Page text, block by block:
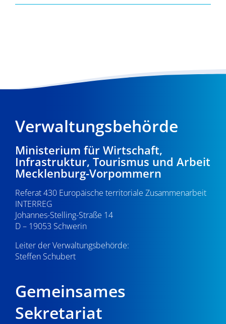
für
Verwaltungsbehörde
Ministerium für Wirtschaft,
Infrastruktur, Tourismus und Arbeit
Mecklenburg-Vorpommern
Referat 430 Europäische territoriale Zusammenarbeit
INTERREG
Johannes-Stelling-Straße 14
D – 19053 Schwerin
Leiter der Verwaltungsbehörde:
Steffen Schubert
Gemeinsames
Sekretariat